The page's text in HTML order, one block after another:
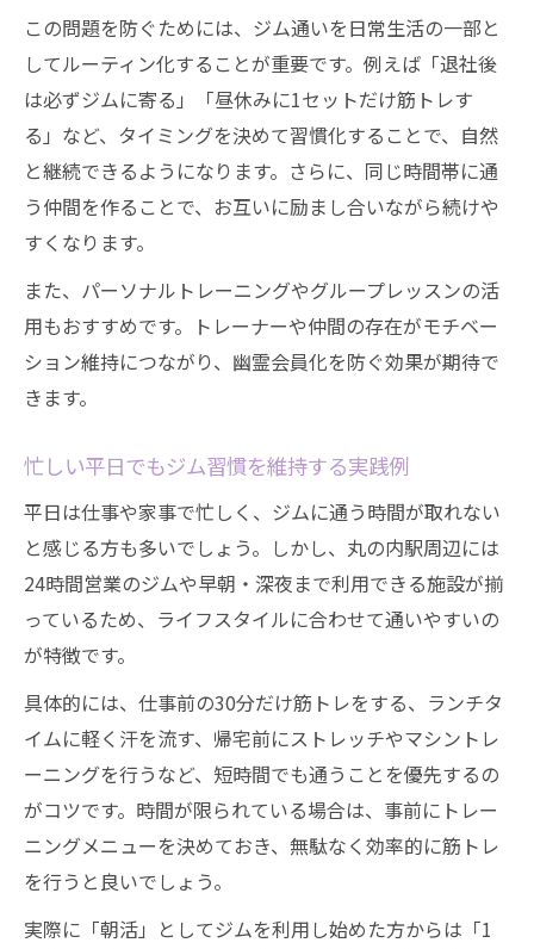
この問題を防ぐためには、ジム通いを日常生活の一部と
してルーティン化することが重要です。例えば「退社後
は必ずジムに寄る」「昼休みに1セットだけ筋トレす
る」など、タイミングを決めて習慣化することで、自然
と継続できるようになります。さらに、同じ時間帯に通
う仲間を作ることで、お互いに励まし合いながら続けや
すくなります。
また、パーソナルトレーニングやグループレッスンの活
用もおすすめです。トレーナーや仲間の存在がモチベー
ション維持につながり、幽霊会員化を防ぐ効果が期待で
きます。
忙しい平日でもジム習慣を維持する実践例
平日は仕事や家事で忙しく、ジムに通う時間が取れない
と感じる方も多いでしょう。しかし、丸の内駅周辺には
24時間営業のジムや早朝・深夜まで利用できる施設が揃
っているため、ライフスタイルに合わせて通いやすいの
が特徴です。
具体的には、仕事前の30分だけ筋トレをする、ランチタ
イムに軽く汗を流す、帰宅前にストレッチやマシントレ
ーニングを行うなど、短時間でも通うことを優先するの
がコツです。時間が限られている場合は、事前にトレー
ニングメニューを決めておき、無駄なく効率的に筋トレ
を行うと良いでしょう。
実際に「朝活」としてジムを利用し始めた方からは「1